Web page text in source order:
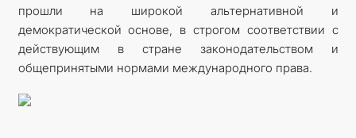
прошли на широкой альтернативной и
демократической основе, в строгом соответствии с
действующим в стране законодательством и
общепринятыми нормами международного права.